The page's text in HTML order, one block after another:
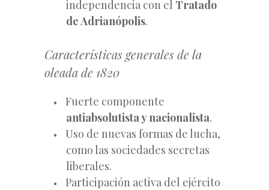
independencia con el Tratado
de Adrianópolis.
Características generales de la
oleada de 1820
Fuerte componente
antiabsolutista y nacionalista.
Uso de nuevas formas de lucha,
como las sociedades secretas
liberales.
Participación activa del ejército